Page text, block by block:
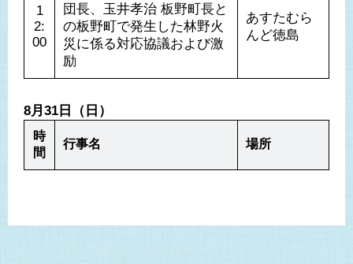
1
2:
00
団長、玉井孝治 板野町長と
の板野町で発生した林野火
災に係る対応協議および激
励
あすたむら
んど徳島
8月31日（日）
時
間
行事名 場所